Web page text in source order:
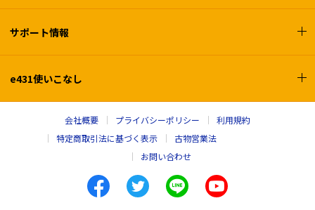
サポート情報
e431使いこなし
会社概要 プライバシーポリシー
利用規約
特定商取引法に基づく表示
古物営業法
お問い合わせ